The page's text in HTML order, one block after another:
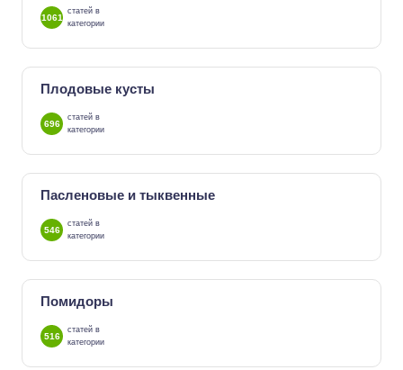
1061
статей в
категории
Плодовые кусты
696
статей в
категории
Пасленовые и тыквенные
546
статей в
категории
Помидоры
516
статей в
категории